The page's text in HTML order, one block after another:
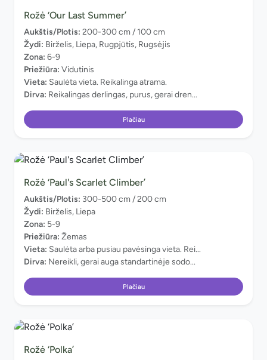
Rožė ‘Our Last Summer’
Aukštis/Plotis: 200-300 cm / 100 cm
Žydi: Birželis, Liepa, Rugpjūtis, Rugsėjis
Zona: 6-9
Priežiūra: Vidutinis
Vieta: Saulėta vieta. Reikalinga atrama.
Dirva: Reikalingas derlingas, purus, gerai dren...
Plačiau
Rožė ‘Paul's Scarlet Climber’
Aukštis/Plotis: 300-500 cm / 200 cm
Žydi: Birželis, Liepa
Zona: 5-9
Priežiūra: Žemas
Vieta: Saulėta arba pusiau pavėsinga vieta. Rei...
Dirva: Nereikli, gerai auga standartinėje sodo...
Plačiau
Rožė ‘Polka’